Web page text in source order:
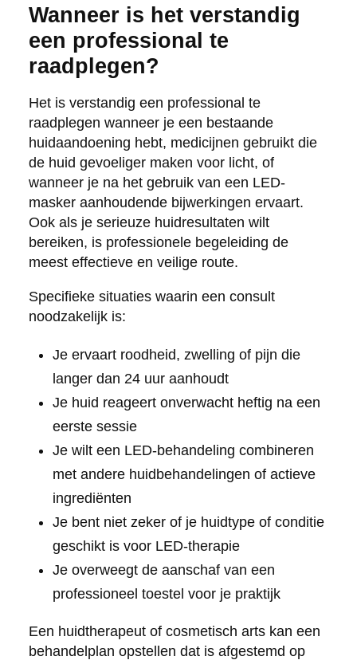
Wanneer is het verstandig
een professional te
raadplegen?
Het is verstandig een professional te
raadplegen wanneer je een bestaande
huidaandoening hebt, medicijnen gebruikt die
de huid gevoeliger maken voor licht, of
wanneer je na het gebruik van een LED-
masker aanhoudende bijwerkingen ervaart.
Ook als je serieuze huidresultaten wilt
bereiken, is professionele begeleiding de
meest effectieve en veilige route.
Specifieke situaties waarin een consult
noodzakelijk is:
Je ervaart roodheid, zwelling of pijn die
langer dan 24 uur aanhoudt
Je huid reageert onverwacht heftig na een
eerste sessie
Je wilt een LED-behandeling combineren
met andere huidbehandelingen of actieve
ingrediënten
Je bent niet zeker of je huidtype of conditie
geschikt is voor LED-therapie
Je overweegt de aanschaf van een
professioneel toestel voor je praktijk
Een huidtherapeut of cosmetisch arts kan een
behandelplan opstellen dat is afgestemd op